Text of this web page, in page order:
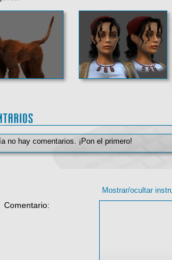
no hay comentarios. ¡Pon el primero!
Mostrar/ocultar
Comentario: